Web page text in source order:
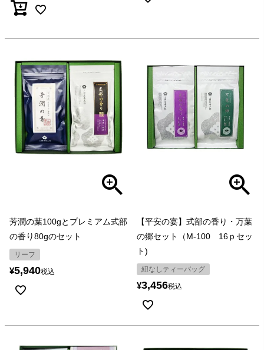
芳潤の葉100gとプレミアム式部
の香り80gのセット
リーフ
¥5,940税込
【平安の宴】式部の香り・万葉
の郷セット（M-100 16ｐセッ
ト)
紐なしティーバッグ
¥3,456税込